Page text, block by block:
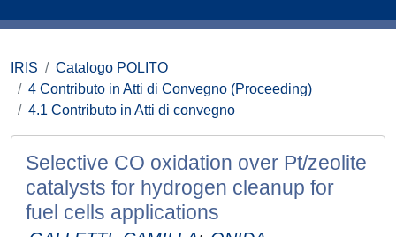
IRIS
Catalogo POLITO
4 Contributo in Atti di Convegno (Proceeding)
4.1 Contributo in Atti di convegno
Selective CO oxidation over Pt/zeolite
catalysts for hydrogen cleanup for
fuel cells applications